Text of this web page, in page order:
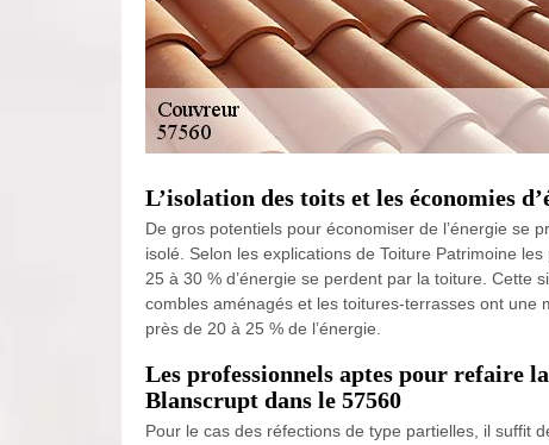
L’isolation des toits et les économies
De gros potentiels pour économiser de l’énergie se
isolé. Selon les explications de Toiture Patrimoine
25 à 30 % d’énergie se perdent par la toiture. Cette
combles aménagés et les toitures-terrasses ont une
près de 20 à 25 % de l’énergie.
Les professionnels aptes pour refaire
Blanscrupt dans le 57560
Pour le cas des réfections de type partielles, il suffit